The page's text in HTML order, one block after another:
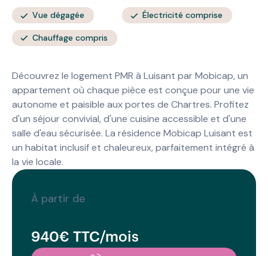
Vue dégagée Électricité comprise
Chauffage compris
Découvrez le logement PMR à Luisant par Mobicap, un
appartement où chaque pièce est conçue pour une vie
autonome et paisible aux portes de Chartres. Profitez
d'un séjour convivial, d'une cuisine accessible et d'une
salle d'eau sécurisée. La résidence Mobicap Luisant est
un habitat inclusif et chaleureux, parfaitement intégré à
la vie locale.
À partir de
940€ TTC/mois